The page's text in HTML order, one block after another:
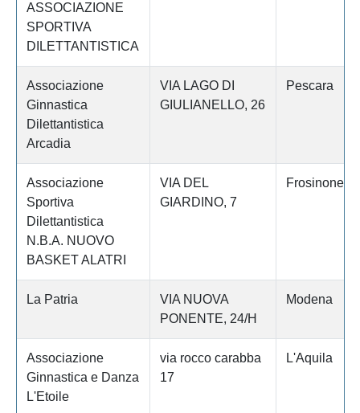
ASSOCIAZIONE
SPORTIVA
DILETTANTISTICA
Associazione
Ginnastica
Dilettantistica
Arcadia
VIA LAGO DI
GIULIANELLO, 26
Pescara
Associazione
Sportiva
Dilettantistica
N.B.A. NUOVO
BASKET ALATRI
VIA DEL
GIARDINO, 7
Frosinone
La Patria
VIA NUOVA
PONENTE, 24/H
Modena
Associazione
Ginnastica e Danza
L'Etoile
via rocco carabba
17
L'Aquila